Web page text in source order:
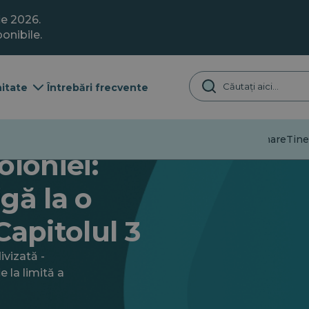
2026.
Întrebări frecvente
Dezinformare
la o
3
-
la limită a